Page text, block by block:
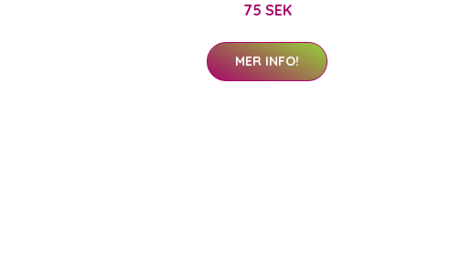
75 SEK
MER INFO!